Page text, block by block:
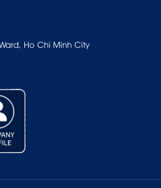
Ho Chi Minh City